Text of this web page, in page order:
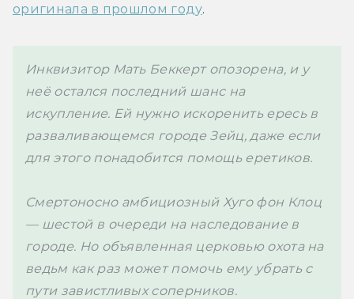
оригинала в прошлом году
Инквизитор Мать Беккерт опозорена, и у
неё остался последний шанс на
искупление. Ей нужно искоренить ересь в
разваливающемся городе Зейц, даже если
для этого понадобится помощь еретиков.
Смертоносно амбициозный Хуго фон Клоц
— шестой в очереди на наследование в
городе. Но объявленная церковью охота на
ведьм как раз может помочь ему убрать с
пути завистливых соперников.